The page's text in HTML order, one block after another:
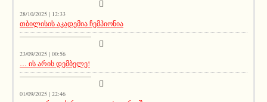
28/10/2025 | 12:33
თბილისის აკადემია ჩემპიონია
კატეგორიის გარეშე
23/09/2025 | 00:56
… ის არის დემბელე!
კატეგორიის გარეშე
01/09/2025 | 22:46